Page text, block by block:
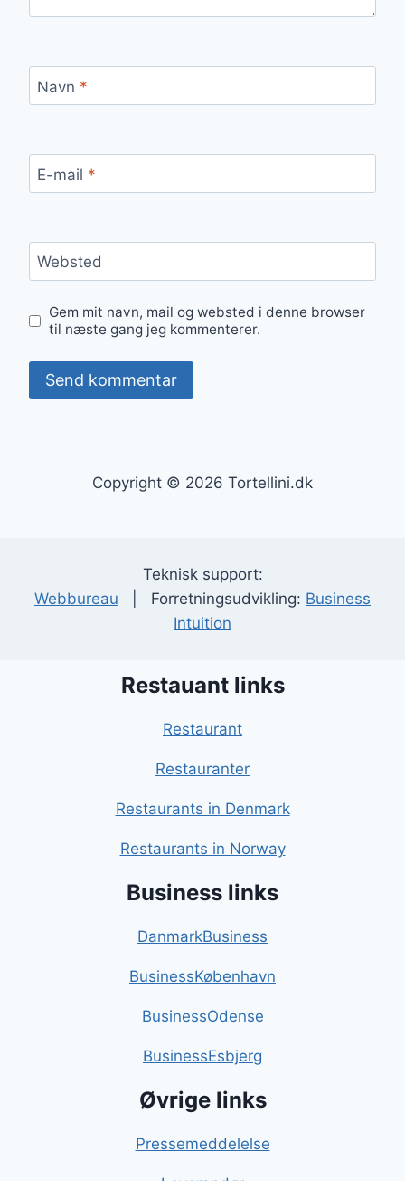
Navn *
E-mail *
Websted
Gem mit navn, mail og websted i denne browser
til næste gang jeg kommenterer.
Copyright © 2026 Tortellini.dk
Teknisk support:
Webbureau | Forretningsudvikling: Business
Intuition
Restauant links
Restaurant
Restauranter
Restaurants in Denmark
Restaurants in Norway
Business links
DanmarkBusiness
BusinessKøbenhavn
BusinessOdense
BusinessEsbjerg
Øvrige links
Pressemeddelelse